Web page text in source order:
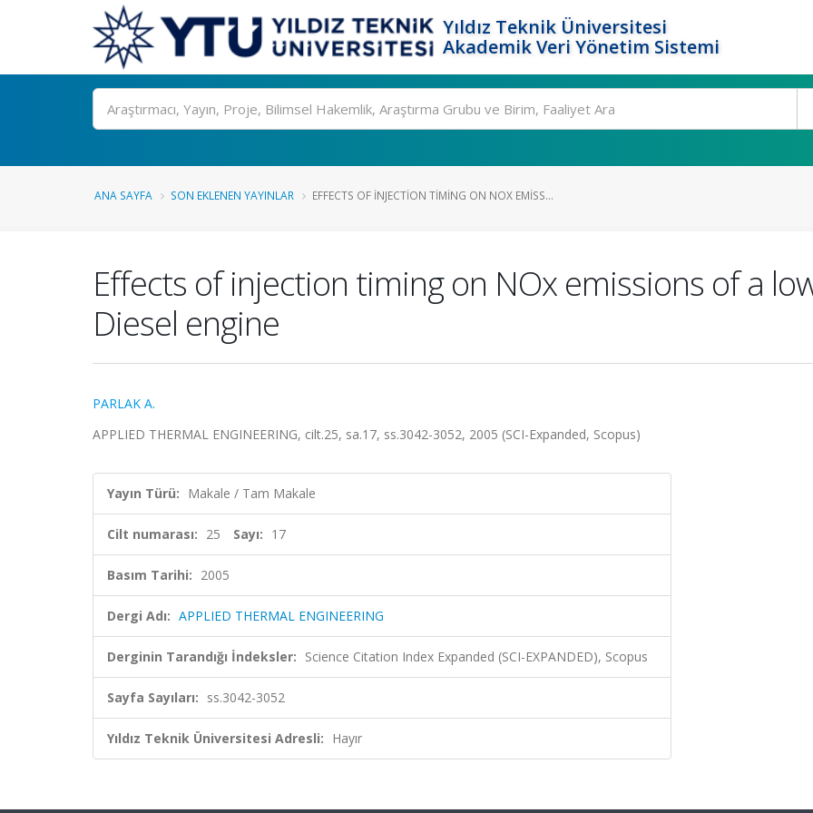
Yıldız Teknik Üniversitesi
Akademik Veri Yönetim Sistemi
Ara
ANA SAYFA SON EKLENEN YAYINLAR EFFECTS OF INJECTION TIMING ON NOX EMISS...
Effects of injection timing on NOx emissions of a
Diesel engine
PARLAK A.
APPLIED THERMAL ENGINEERING, cilt.25, sa.17, ss.3042-3052, 2005 (SCI-Expanded, Scopus)
Yayın Türü: Makale / Tam Makale
Cilt numarası: 25 Sayı: 17
Basım Tarihi: 2005
Dergi Adı: APPLIED THERMAL ENGINEERING
Derginin Tarandığı İndeksler: Science Citation Index Expanded (SCI-EXPANDED), Scopus
Sayfa Sayıları: ss.3042-3052
Yıldız Teknik Üniversitesi Adresli: Hayır